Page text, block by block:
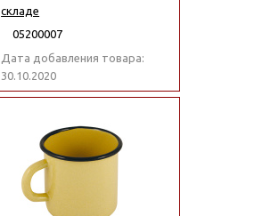
складе
05200007
Дата добавления товара:
30.10.2020